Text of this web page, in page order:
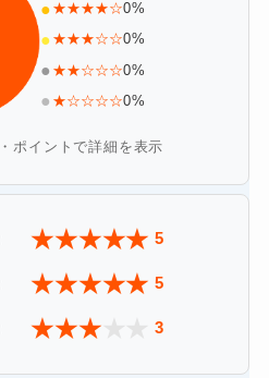
● ★★★★☆0%
● ★★★☆☆0%
● ★★☆☆☆0%
● ★☆☆☆☆0%
ポイントで詳細を表示
★★★★★ 5
★★★★★ 5
★★★ 3